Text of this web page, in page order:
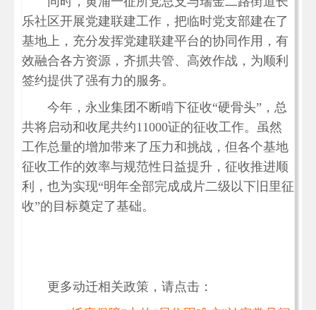
乐社区开展党建联建工作，把临时党支部建在了
基地上，充分发挥党建联建平台的协同作用，有
效融合各方资源，齐抓共管、高效作战，为顺利
签约提供了强有力的服务。
今年，永业集团不断啃下征收“硬骨头”，总
共将启动和收尾共约11000证的征收工作。虽然
工作总量的增加带来了压力和挑战，但各个基地
征收工作的效率与规范性日益提升，征收推进顺
利，也为实现“明年全部完成成片二级以下旧里征
收”的目标奠定了基础。
更多动迁相关政策，请点击：